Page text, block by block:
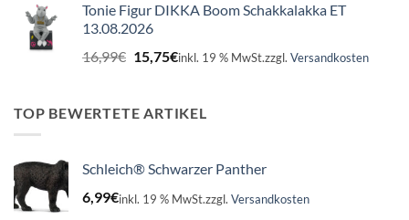
Tonie Figur DIKKA Boom Schakkalakka ET
13.08.2026
16,99€ Ursprünglicher
Preis
16,99€
15,75€Aktueller
15,75€.
inkl. 19 % MwSt.zzgl. Versandkosten
TOP BEWERTETE ARTIKEL
Schleich® Schwarzer Panther
6,99€inkl. 19 % MwSt.zzgl. Versandkosten